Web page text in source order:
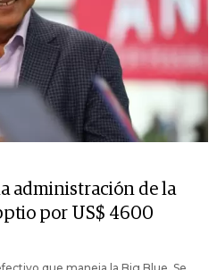
administración de la
por US$ 4600